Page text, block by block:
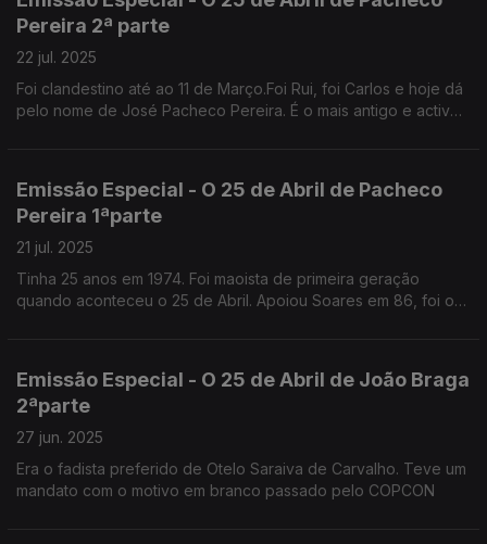
Pereira 2ª parte
22 jul. 2025
Foi clandestino até ao 11 de Março.Foi Rui, foi Carlos e hoje dá
pelo nome de José Pacheco Pereira. É o mais antigo e activo
Emissão Especial - O 25 de Abril de Pacheco
Pereira 1ªparte
21 jul. 2025
Tinha 25 anos em 1974. Foi maoista de primeira geração
quando aconteceu o 25 de Abril. Apoiou Soares em 86, foi o
Emissão Especial - O 25 de Abril de João Braga
2ªparte
27 jun. 2025
Era o fadista preferido de Otelo Saraiva de Carvalho. Teve um
mandato com o motivo em branco passado pelo COPCON